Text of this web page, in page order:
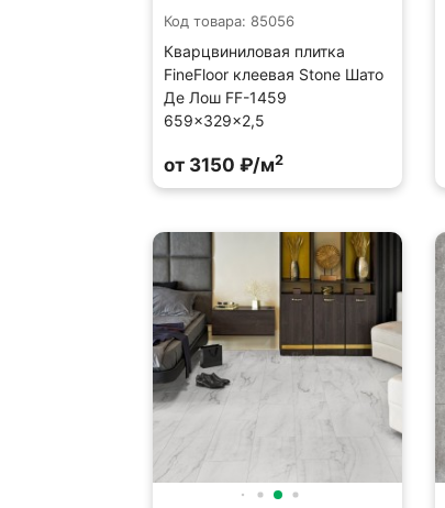
Код товара: 85056
Кварцвиниловая плитка
FineFloor клеевая Stone Шато
Де Лош FF-1459
659×329×2,5
от 3150 ₽/м2